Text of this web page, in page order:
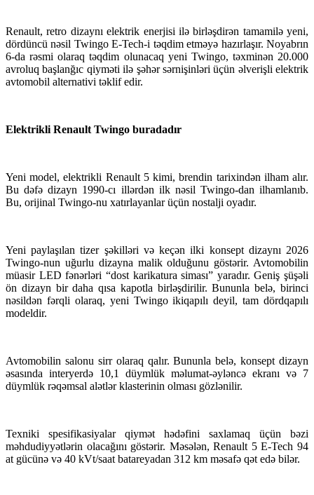
Renault, retro dizaynı elektrik enerjisi ilə birləşdirən tamamilə yeni,
dördüncü nəsil Twingo E-Tech-i təqdim etməyə hazırlaşır. Noyabrın
6-da rəsmi olaraq təqdim olunacaq yeni Twingo, təxminən 20.000
avroluq başlanğıc qiyməti ilə şəhər sərnişinləri üçün əlverişli elektrik
avtomobil alternativi təklif edir.
Elektrikli Renault Twingo buradadır
Yeni model, elektrikli Renault 5 kimi, brendin tarixindən ilham alır.
Bu dəfə dizayn 1990-cı illərdən ilk nəsil Twingo-dan ilhamlanıb.
Bu, orijinal Twingo-nu xatırlayanlar üçün nostalji oyadır.
Yeni paylaşılan tizer şəkilləri və keçən ilki konsept dizaynı 2026
Twingo-nun uğurlu dizayna malik olduğunu göstərir. Avtomobilin
müasir LED fənərləri “dost karikatura siması” yaradır. Geniş şüşəli
ön dizayn bir daha qısa kapotla birləşdirilir. Bununla belə, birinci
nəsildən fərqli olaraq, yeni Twingo ikiqapılı deyil, tam dördqapılı
modeldir.
Avtomobilin salonu sirr olaraq qalır. Bununla belə, konsept dizayn
əsasında interyerdə 10,1 düymlük məlumat-əyləncə ekranı və 7
düymlük rəqəmsal alətlər klasterinin olması gözlənilir.
Texniki spesifikasiyalar qiymət hədəfini saxlamaq üçün bəzi
məhdudiyyətlərin olacağını göstərir. Məsələn, Renault 5 E-Tech 94
at gücünə və 40 kVt/saat batareyadan 312 km məsafə qət edə bilər.